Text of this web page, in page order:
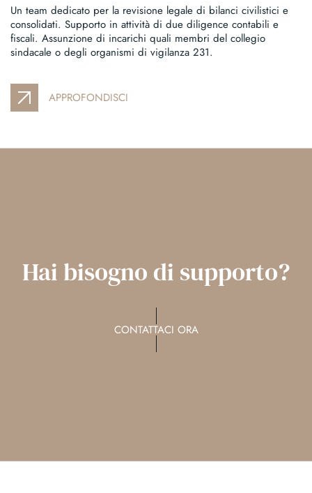
Un team dedicato per la revisione legale di bilanci civilistici e
consolidati. Supporto in attività di due diligence contabili e
fiscali. Assunzione di incarichi quali membri del collegio
sindacale o degli organismi di vigilanza 231.
APPROFONDISCI
Hai bisogno di supporto?
CONTATTACI ORA